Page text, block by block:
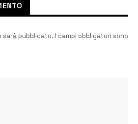
sarà pubblicato. I campi obbligatori sono